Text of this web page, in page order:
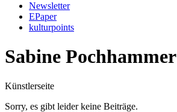
Newsletter
EPaper
kulturpoints
Sabine Pochhammer
Künstlerseite
Sorry, es gibt leider keine Beiträge.